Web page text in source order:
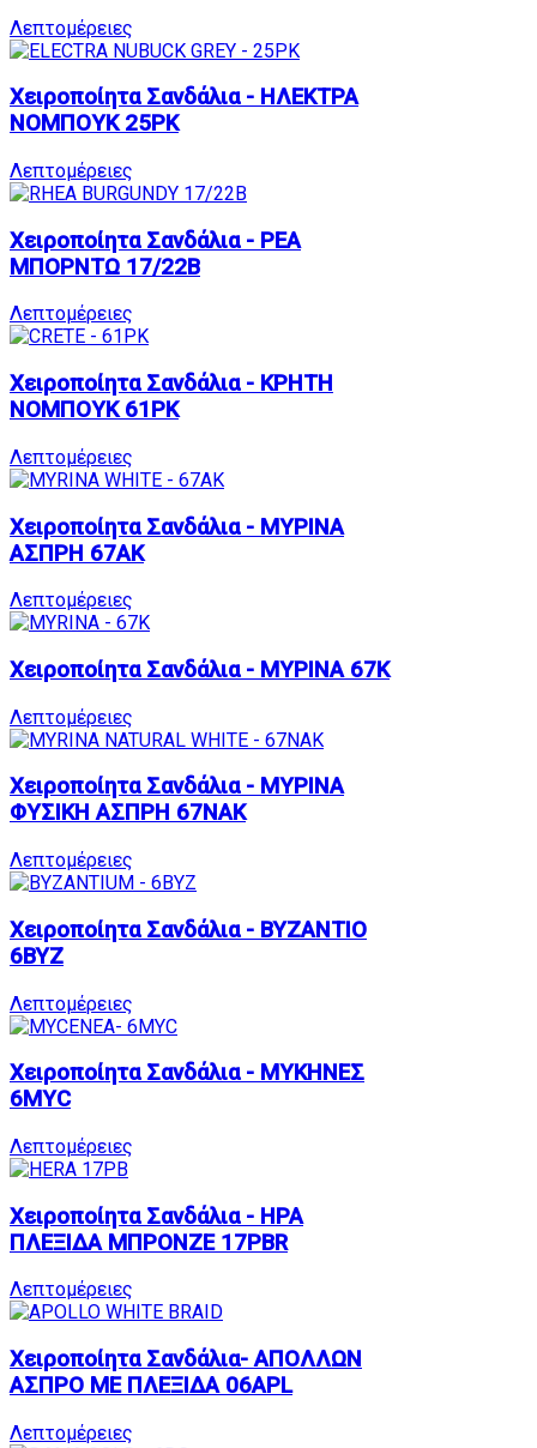
Λεπτομέρειες
Χειροποίητα Σανδάλια - ΗΛΕΚΤΡΑ
ΝΟΜΠΟΥΚ 25PK
Λεπτομέρειες
Χειροποίητα Σανδάλια - ΡΕΑ
ΜΠΟΡΝΤΩ 17/22B
Λεπτομέρειες
Χειροποίητα Σανδάλια - ΚΡΗΤΗ
ΝΟΜΠΟΥΚ 61PK
Λεπτομέρειες
Χειροποίητα Σανδάλια - ΜΥΡΙΝΑ
ΑΣΠΡΗ 67AK
Λεπτομέρειες
Χειροποίητα Σανδάλια - ΜΥΡΙΝΑ 67K
Λεπτομέρειες
Χειροποίητα Σανδάλια - ΜΥΡΙΝΑ
ΦΥΣΙΚΗ ΑΣΠΡΗ 67NAK
Λεπτομέρειες
Χειροποίητα Σανδάλια - ΒΥΖΑΝΤΙΟ
6BYZ
Λεπτομέρειες
Χειροποίητα Σανδάλια - ΜΥΚΗΝΕΣ
6MYC
Λεπτομέρειες
Χειροποίητα Σανδάλια - ΗΡΑ
ΠΛΕΞΙΔΑ ΜΠΡΟΝΖΕ 17PBR
Λεπτομέρειες
Χειροποίητα Σανδάλια- ΑΠΟΛΛΩΝ
ΑΣΠΡΟ ΜΕ ΠΛΕΞΙΔΑ 06APL
Λεπτομέρειες